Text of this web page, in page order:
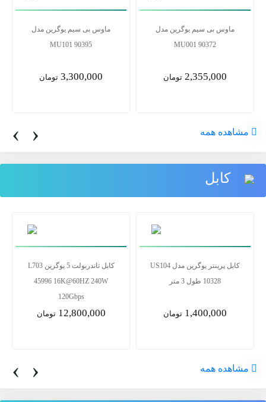
ماوس بی سیم یوگرین مدل
MU101 90395
3,300,000 تومان
ماوس بی سیم یوگرین مدل
MU001 90372
2,355,000 تومان
‹ › مشاهده همه
کابل
کابل تاندربولت 5 یوگرین L703
45996 16K@60HZ 240W
120Gbps
12,800,000 تومان
کابل پرینتر یوگرین مدل US104
10328 طول 3 متر
1,400,000 تومان
‹ › مشاهده همه